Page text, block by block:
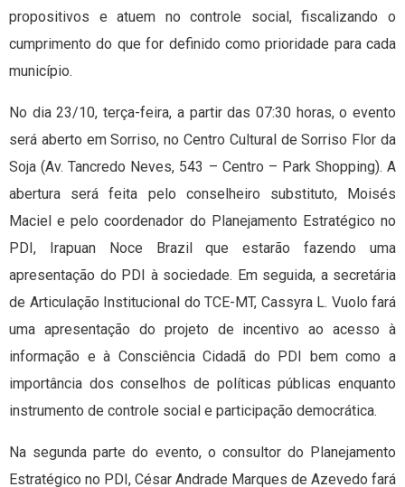
propositivos e atuem no controle social, fiscalizando o
cumprimento do que for definido como prioridade para cada
município.
No dia 23/10, terça-feira, a partir das 07:30 horas, o evento
será aberto em Sorriso, no Centro Cultural de Sorriso Flor da
Soja (Av. Tancredo Neves, 543 – Centro – Park Shopping). A
abertura será feita pelo conselheiro substituto, Moisés
Maciel e pelo coordenador do Planejamento Estratégico no
PDI, Irapuan Noce Brazil que estarão fazendo uma
apresentação do PDI à sociedade. Em seguida, a secretária
de Articulação Institucional do TCE-MT, Cassyra L. Vuolo fará
uma apresentação do projeto de incentivo ao acesso à
informação e à Consciência Cidadã do PDI bem como a
importância dos conselhos de políticas públicas enquanto
instrumento de controle social e participação democrática.
Na segunda parte do evento, o consultor do Planejamento
Estratégico no PDI, César Andrade Marques de Azevedo fará